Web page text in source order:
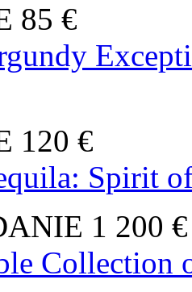
85 €
120 €
Spirit
1 200 €
Collection